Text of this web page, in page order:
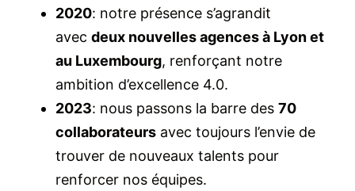
2020: notre présence s’agrandit
avec deux nouvelles agences à Lyon et
au Luxembourg, renforçant notre
ambition d’excellence 4.0.
2023: nous passons la barre des 70
collaborateurs avec toujours l’envie de
trouver de nouveaux talents pour
renforcer nos équipes.